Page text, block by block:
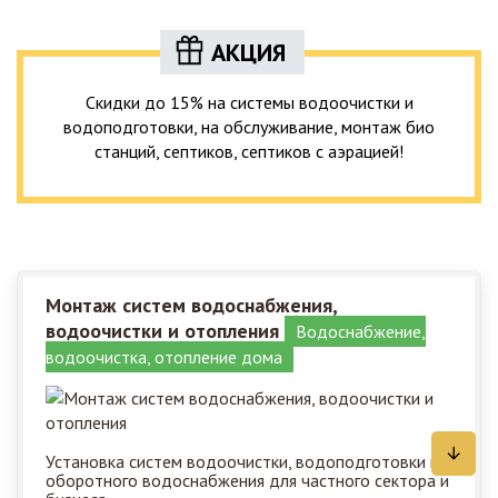
АКЦИЯ
Скидки до 15% на системы водоочистки и
водоподготовки, на обслуживание, монтаж био
станций, септиков, септиков с аэрацией!
Монтаж систем водоснабжения,
водоочистки и отопления
Водоснабжение,
водоочистка, отопление дома
Установка систем водоочистки, водоподготовки и
оборотного водоснабжения для частного сектора и